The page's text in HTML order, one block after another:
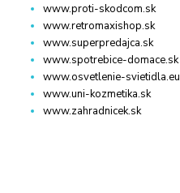
www.proti-skodcom.sk
www.retromaxishop.sk
www.superpredajca.sk
www.spotrebice-domace.sk
www.osvetlenie-svietidla.eu
www.uni-kozmetika.sk
www.zahradnicek.sk